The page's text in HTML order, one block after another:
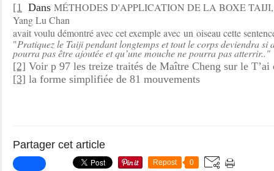
[1 Dans MÉTHODES D'APPLICATION DE LA BOXE
Yang Lu Chan
avait voulu démontré avec cet exemple avec un oiseau cette
"Pratiquez le Taiji pendant longtemps et tout le corps deviendra si
pourra pas être ajoutée et qu’une mouche ne pourra pas atterrir.."
[2] Voir p 97 les treize traités de Maître Cheng sur le T’ai
[3] la forme simplifiée de 81 mouvements
Partager cet article
Repost 0